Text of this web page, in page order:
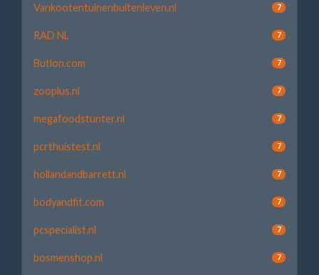
Vankootentuinenbuitenleven.nl 7
RAD NL 7
Butlon.com 7
zooplus.nl 7
megafoodstunter.nl 7
pcrthuistest.nl 7
hollandandbarrett.nl 7
bodyandfit.com 7
pcspecialist.nl 7
bosmenshop.nl 7